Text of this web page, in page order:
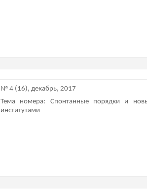
№ 4 (16), декабрь, 2017
Тема номера: Спонтанные порядки и
институтами